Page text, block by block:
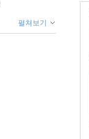
펼쳐보기